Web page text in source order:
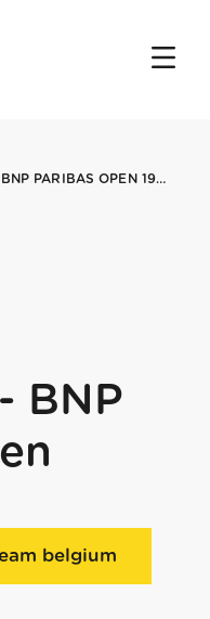
WTA RACE MIN BNP PARIBAS OPEN 19032017 INDIAN WELLS CA
BNP
belgium